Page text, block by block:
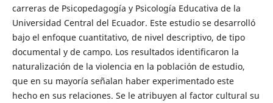
carreras de Psicopedagogía y Psicología Educativa de la
Universidad Central del Ecuador. Este estudio se desarrolló
bajo el enfoque cuantitativo, de nivel descriptivo, de tipo
documental y de campo. Los resultados identificaron la
naturalización de la violencia en la población de estudio,
que en su mayoría señalan haber experimentado este
hecho en sus relaciones. Se le atribuyen al factor cultural su